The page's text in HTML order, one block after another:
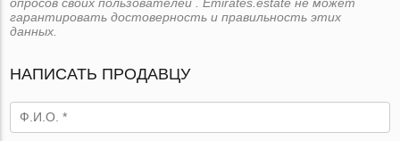
гарантировать достоверность и правильность этих
данных.
НАПИСАТЬ ПРОДАВЦУ